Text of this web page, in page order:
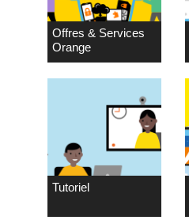
Offres & Services
Orange
Tutoriel